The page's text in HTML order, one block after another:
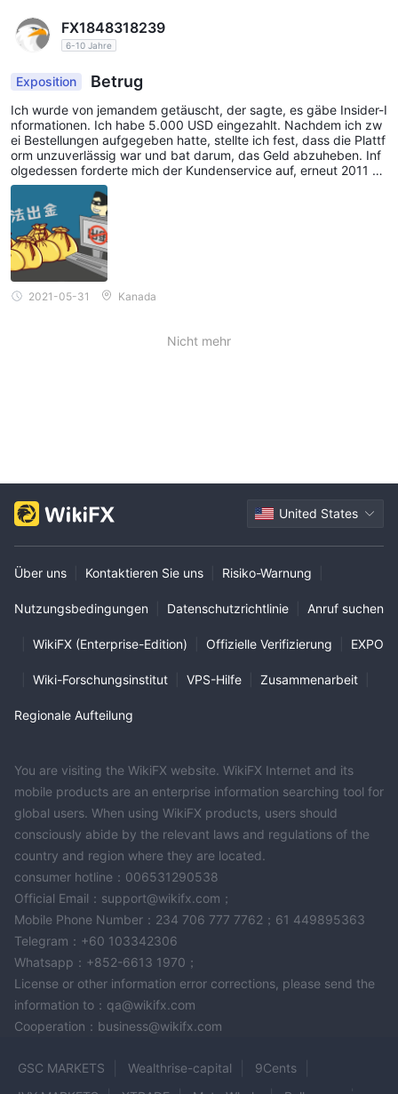
FX1848318239
6-10 Jahre
Exposition Betrug
Ich wurde von jemandem getäuscht, der sagte, es gäbe Insider-I
nformationen. Ich habe 5.000 USD eingezahlt. Nachdem ich zw
ei Bestellungen aufgegeben hatte, stellte ich fest, dass die Plattf
orm unzuverlässig war und bat darum, das Geld abzuheben. Inf
olgedessen forderte mich der Kundenservice auf, erneut 2011 Yu
an wegen des Verdachts auf Geldwäsche zu überweisen. Ich sti
mme nicht zu. Mein Geld kommt aus dem richtigen Weg. Es ist of
fensichtlich, dass ich kein Geld mehr abheben werde. Später ha
be ich überprüft, dass diese Plattform nicht reguliert ist und sich
jeder von dieser Plattform fernhalten sollte.
2021-05-31 Kanada
Nicht mehr
United States
Über uns Kontaktieren Sie uns Risiko-Warnung
Nutzungsbedingungen Datenschutzrichtlinie Anruf suchen
WikiFX (Enterprise-Edition) Offizielle Verifizierung EXPO
Wiki-Forschungsinstitut VPS-Hilfe Zusammenarbeit
Regionale Aufteilung
You are visiting the WikiFX website. WikiFX Internet and its
mobile products are an enterprise information searching tool for
global users. When using WikiFX products, users should
consciously abide by the relevant laws and regulations of the
country and region where they are located.
consumer hotline：006531290538
Official Email：support@wikifx.com；
Mobile Phone Number：234 706 777 7762；61 449895363
Telegram：+60 103342306
Whatsapp：+852-6613 1970；
License or other information error corrections, please send the
information to：qa@wikifx.com
Cooperation：business@wikifx.com
GSC MARKETS Wealthrise-capital
9Cents